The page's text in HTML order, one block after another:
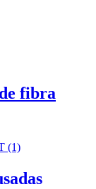
fibra